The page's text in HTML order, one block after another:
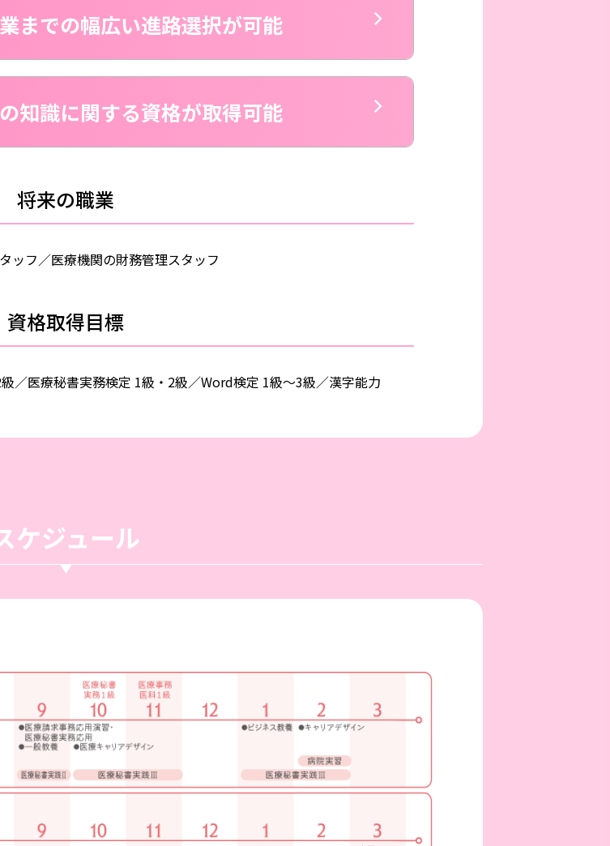
までの幅広い進路選択が可能
知識に関する資格が取得可能
将来の職業
ッフ／医療機関の財務管理スタッフ
資格取得目標
／医療秘書実務検定 1級・2級／Word検定 1級〜3級／漢字能力
ケジュール